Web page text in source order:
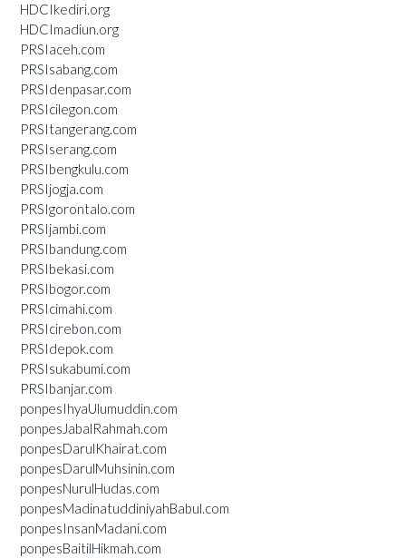
HDCIkediri.org
HDCImadiun.org
PRSIaceh.com
PRSIsabang.com
PRSIdenpasar.com
PRSIcilegon.com
PRSItangerang.com
PRSIserang.com
PRSIbengkulu.com
PRSIjogja.com
PRSIgorontalo.com
PRSIjambi.com
PRSIbandung.com
PRSIbekasi.com
PRSIbogor.com
PRSIcimahi.com
PRSIcirebon.com
PRSIdepok.com
PRSIsukabumi.com
PRSIbanjar.com
ponpesIhyaUlumuddin.com
ponpesJabalRahmah.com
ponpesDarulKhairat.com
ponpesDarulMuhsinin.com
ponpesNurulHudas.com
ponpesMadinatuddiniyahBabul.com
ponpesInsanMadani.com
ponpesBaitilHikmah.com